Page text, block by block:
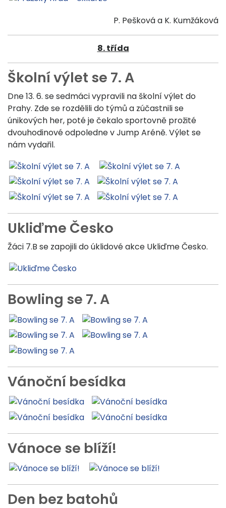
P. Pešková a K. Kumžáková
8. třída
Školní výlet se 7. A
Dne 13. 6. se sedmáci vypravili na školní výlet do
Prahy. Zde se rozdělili do týmů a zúčastnili se
únikových her, poté je čekalo sportovně prožité
dvouhodinové odpoledne v Jump Aréně. Výlet se
nám vydařil.
Ukliďme Česko
Žáci 7.B se zapojili do úklidové akce Ukliďme Česko.
Bowling se 7. A
Vánoční besídka
Vánoce se blíží!
Den bez batohů